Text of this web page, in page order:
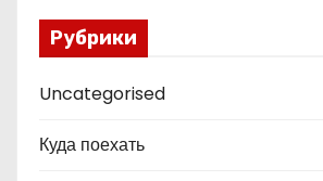
Рубрики
Uncategorised
Куда поехать